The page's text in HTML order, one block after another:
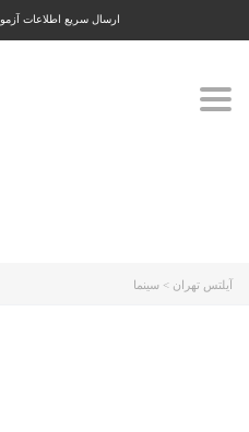
ارسال سریع اطلاعات
Toggle
آیلتس تهران > سینما